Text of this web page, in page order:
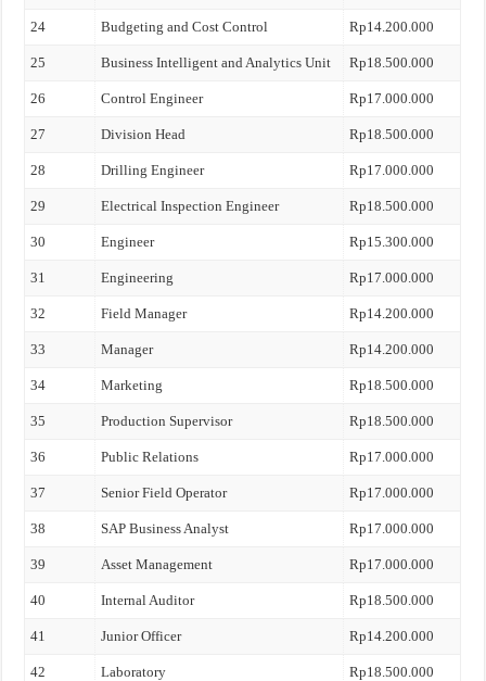
24 Budgeting and Cost Control Rp14.200.000
25 Business Intelligent and Analytics Unit Rp18.500.000
26 Control Engineer Rp17.000.000
27 Division Head Rp18.500.000
28 Drilling Engineer Rp17.000.000
29 Electrical Inspection Engineer Rp18.500.000
30 Engineer Rp15.300.000
31 Engineering Rp17.000.000
32 Field Manager Rp14.200.000
33 Manager Rp14.200.000
34 Marketing Rp18.500.000
35 Production Supervisor Rp18.500.000
36 Public Relations Rp17.000.000
37 Senior Field Operator Rp17.000.000
38 SAP Business Analyst Rp17.000.000
39 Asset Management Rp17.000.000
40 Internal Auditor Rp18.500.000
41 Junior Officer Rp14.200.000
42 Laboratory Rp18.500.000